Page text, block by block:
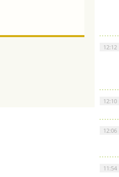
12:12
12:10
12:06
11:54